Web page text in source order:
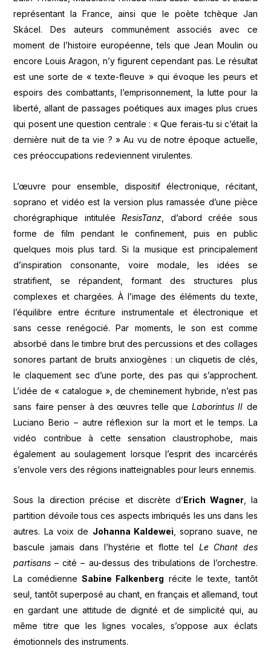
représentant la France, ainsi que le poète tchèque Jan
Skácel. Des auteurs communément associés avec ce
moment de l’histoire européenne, tels que Jean Moulin ou
encore Louis Aragon, n’y figurent cependant pas. Le résultat
est une sorte de « texte-fleuve » qui évoque les peurs et
espoirs des combattants, l’emprisonnement, la lutte pour la
liberté, allant de passages poétiques aux images plus crues
qui posent une question centrale : « Que ferais-tu si c’était la
dernière nuit de ta vie ? » Au vu de notre époque actuelle,
ces préoccupations redeviennent virulentes.
L’œuvre pour ensemble, dispositif électronique, récitant,
soprano et vidéo est la version plus ramassée d’une pièce
chorégraphique intituléeResisTanz , d’abord créée sous
forme de film pendant le confinement, puis en public
quelques mois plus tard. Si la musique est principalement
d’inspiration consonante, voire modale, les idées se
stratifient, se répandent, formant des structures plus
complexes et chargées. À l’image des éléments du texte,
l’équilibre entre écriture instrumentale et électronique et
sans cesse renégocié. Par moments, le son est comme
absorbé dans le timbre brut des percussions et des collages
sonores partant de bruits anxiogènes : un cliquetis de clés,
le claquement sec d’une porte, des pas qui s’approchent.
L’idée de « catalogue », de cheminement hybride, n’est pas
sans faire penser à des œuvres telle queLaborintus II de
Luciano Berio – autre réflexion sur la mort et le temps. La
vidéo contribue à cette sensation claustrophobe, mais
également au soulagement lorsque l’esprit des incarcérés
s’envole vers des régions inatteignables pour leurs ennemis.
Sous la direction précise et discrète d’ Erich Wagner, la
partition dévoile tous ces aspects imbriqués les uns dans les
autres. La voix de Johanna Kaldewei, soprano suave, ne
bascule jamais dans l’hystérie et flotte tel Le Chant des
partisans – cité – au-dessus des tribulations de l’orchestre.
La comédienneSabine Falkenberg récite le texte, tantôt
seul, tantôt superposé au chant, en français et allemand, tout
en gardant une attitude de dignité et de simplicité qui, au
même titre que les lignes vocales, s’oppose aux éclats
émotionnels des instruments.